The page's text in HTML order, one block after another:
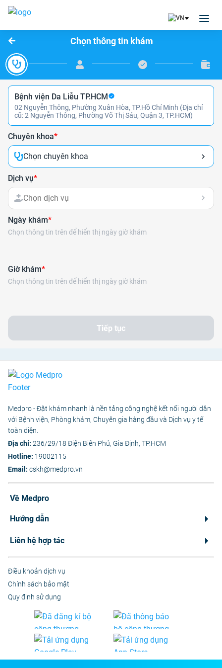
Chọn thông tin khám
Bệnh viện Da Liễu TP.HCM
02 Nguyễn Thông, Phường Xuân Hòa, TP.Hồ Chí Minh (Địa chỉ
cũ: 2 Nguyễn Thông, Phường Võ Thị Sáu, Quận 3, TP.HCM)
Chuyên khoa*
Chọn chuyên khoa
Dịch vụ*
Chọn dịch vụ
Ngày khám*
Chọn thông tin trên để hiển thị ngày giờ khám
Giờ khám*
Chọn thông tin trên để hiển thị ngày giờ khám
Tiếp tục
Medpro - Đặt khám nhanh là nền tảng công nghệ kết nối người dân
với Bệnh viện, Phòng khám, Chuyên gia hàng đầu và Dịch vụ y tế
toàn diện.
Địa chỉ: 236/29/18 Điện Biên Phủ, Gia Định, TP.HCM
Hotline: 19002115
Email: cskh@medpro.vn
Về Medpro
Hướng dẫn
Liên hệ hợp tác
Điều khoản dịch vụ
Chính sách bảo mật
Quy định sử dụng